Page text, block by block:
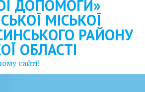
ДОПОМОГИ»
МІСЬКОЇ
РАЙОНУ
ОБЛАСТІ
сайті!